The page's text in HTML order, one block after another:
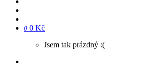
0 0 Kč
Jsem tak prázdný :(